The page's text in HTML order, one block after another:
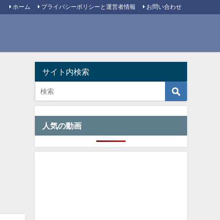
ホーム プライバシーポリシーと運営者情報 お問い合わせ
サイト内検索
人気の動画